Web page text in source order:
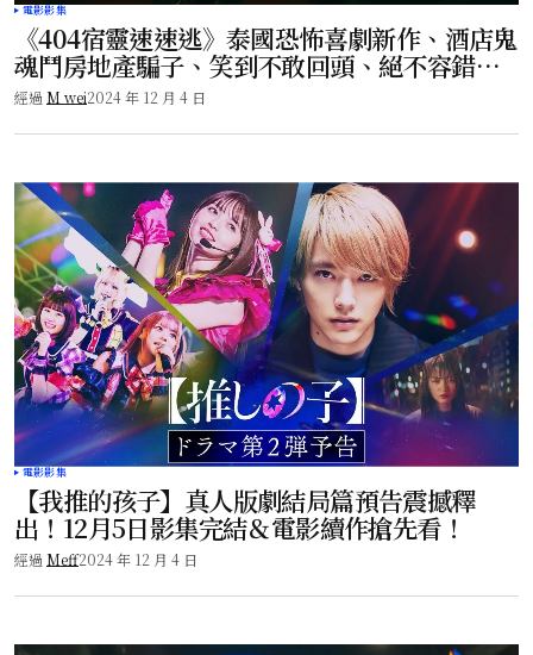
電影影集
《404宿靈速速逃》泰國恐怖喜劇新作、酒店鬼
魂鬥房地產騙子、笑到不敢回頭、絕不容錯
過！
經過 M wei2024 年 12 月 4 日
電影影集
【我推的孩子】真人版劇結局篇預告震撼釋
出！12月5日影集完結＆電影續作搶先看！
經過 Meff2024 年 12 月 4 日